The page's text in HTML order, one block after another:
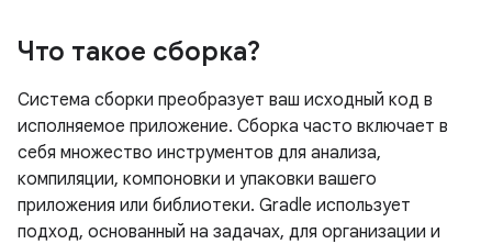
Что такое сборка?
Система сборки преобразует ваш исходный код в
исполняемое приложение. Сборка часто включает в
себя множество инструментов для анализа,
компиляции, компоновки и упаковки вашего
приложения или библиотеки. Gradle использует
подход, основанный на задачах, для организации и